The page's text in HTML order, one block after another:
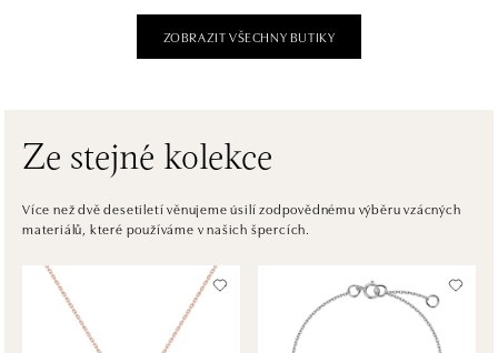
HALADA OC Eurovea, Bratislava
HALADA OC Avion, Bratislava
Ivanská cesta 16, 821 04 Bratislava
tel.: +421 917 090 372
Halada OC Aupark, Bratislava
Einsteinova 18, 851 01 Bratislava
ZOBRAZIT VŠECHNY BUTIKY
Ze stejné kolekce
Více než dvě desetiletí věnujeme úsilí zodpovědnému výběru vzácných
materiálů, které používáme v našich špercích.